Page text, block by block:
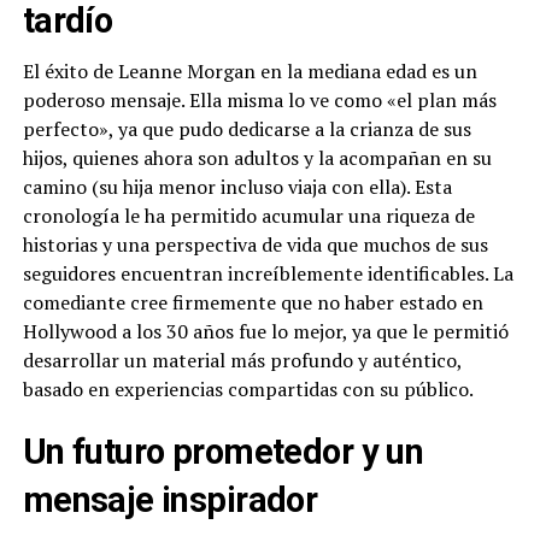
tardío
El éxito de Leanne Morgan en la mediana edad es un
poderoso mensaje. Ella misma lo ve como «el plan más
perfecto», ya que pudo dedicarse a la crianza de sus
hijos, quienes ahora son adultos y la acompañan en su
camino (su hija menor incluso viaja con ella). Esta
cronología le ha permitido acumular una riqueza de
historias y una perspectiva de vida que muchos de sus
seguidores encuentran increíblemente identificables. La
comediante cree firmemente que no haber estado en
Hollywood a los 30 años fue lo mejor, ya que le permitió
desarrollar un material más profundo y auténtico,
basado en experiencias compartidas con su público.
Un futuro prometedor y un
mensaje inspirador